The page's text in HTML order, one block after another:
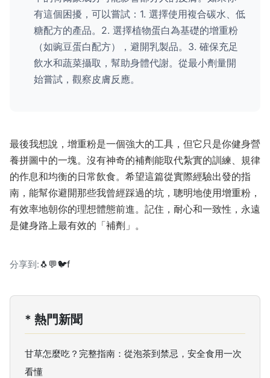
有這個困擾，可以嘗試：1. 選擇使用複合碳水、低
糖配方的產品。2. 選擇植物蛋白為基礎的增重粉
（如豌豆蛋白配方），避開乳製品。3. 確保充足
飲水和蔬菜攝取，幫助身體代謝。從最小劑量開
始嘗試，觀察皮膚反應。
最後我想說，增重粉是一個強大的工具，但它只是你健身營
養拼圖中的一塊。沒有神奇的補劑能取代紮實的訓練、規律
的作息和均衡的日常飲食。希望這篇從實際經驗出發的指
南，能幫你避開那些我曾經踩過的坑，聰明地使用增重粉，
有效率地朝你的理想體態前進。記住，耐心和一致性，永遠
是健身路上最有效的「補劑」。
分享到:🐧💬🐦f
* 熱門新聞
甘草怎麼吃？完整指南：從泡茶到禁忌，安全食用一次
看懂